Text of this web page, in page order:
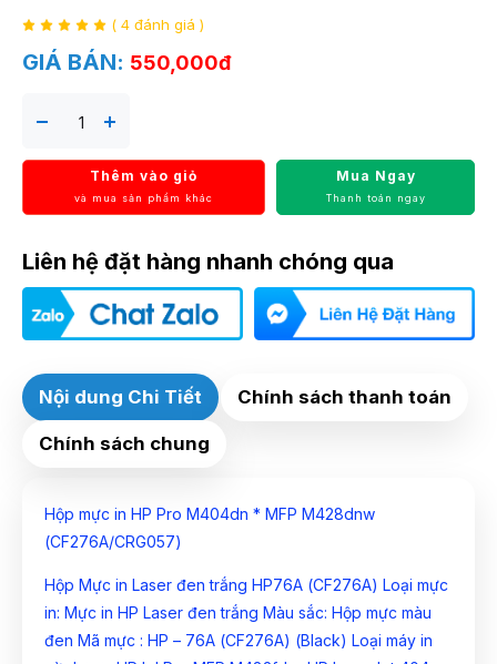
( 4 đánh giá )
GIÁ BÁN: 550,000đ
Thêm vào giỏ
và mua sản phẩm khác
Mua Ngay
Thanh toán ngay
Liên hệ đặt hàng nhanh chóng qua
Nội dung Chi Tiết Chính sách thanh toán
Chính sách chung
Hộp mực in HP Pro M404dn * MFP M428dnw
(CF276A/CRG057)
Hộp Mực in Laser đen trắng HP76A (CF276A) Loại mực
in: Mực in HP Laser đen trắng Màu sắc: Hộp mực màu
đen Mã mực : HP – 76A (CF276A) (Black) Loại máy in